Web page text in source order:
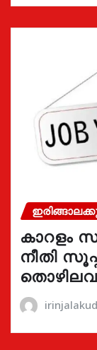
കാറളം
നീതി